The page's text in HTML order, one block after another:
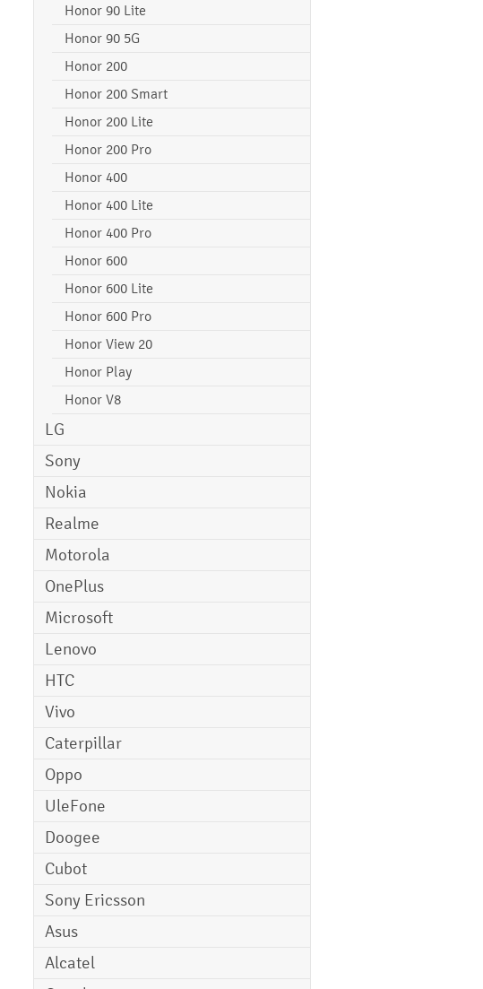
Honor 90 Lite
Honor 90 5G
Honor 200
Honor 200 Smart
Honor 200 Lite
Honor 200 Pro
Honor 400
Honor 400 Lite
Honor 400 Pro
Honor 600
Honor 600 Lite
Honor 600 Pro
Honor View 20
Honor Play
Honor V8
LG
Sony
Nokia
Realme
Motorola
OnePlus
Microsoft
Lenovo
HTC
Vivo
Caterpillar
Oppo
UleFone
Doogee
Cubot
Sony Ericsson
Asus
Alcatel